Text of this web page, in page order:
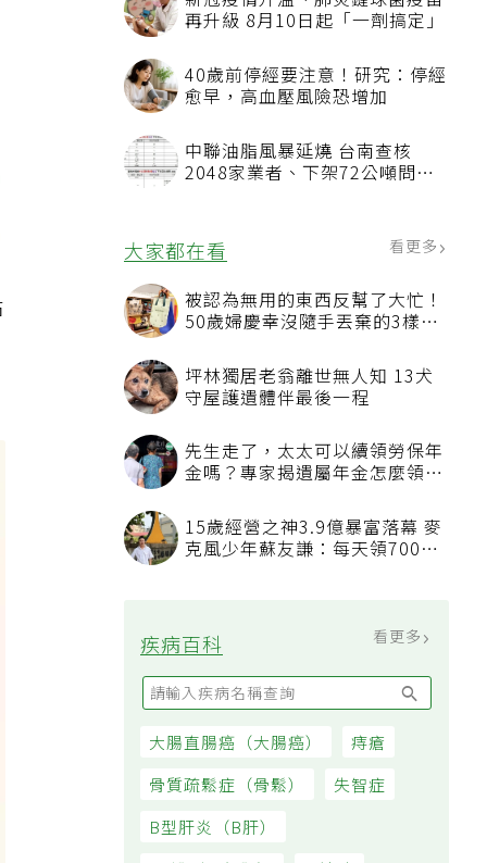
新冠疫情升溫、肺炎鏈球菌疫苗
再升級 8月10日起「一劑搞定」
40歲前停經要注意！研究：停經
愈早，高血壓風險恐增加
中聯油脂風暴延燒 台南查核
2048家業者、下架72公噸問題
大家都在看
被認為無用的東西反幫了大忙！
50歲婦慶幸沒隨手丟棄的3樣物
坪林獨居老翁離世無人知 13犬
守屋護遺體伴最後一程
先生走了，太太可以續領勞保年
看順位還要看資格
15歲經營之神3.9億暴富落幕 麥
疾病百科